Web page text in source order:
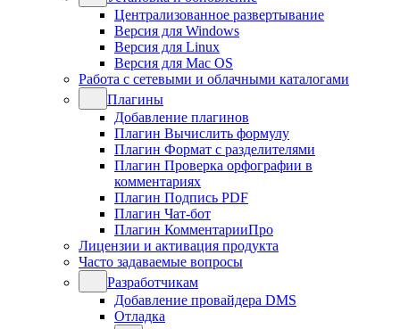
Централизованное развертывание
Версия для Windows
Версия для Linux
Версия для Mac OS
Работа с сетевыми и облачными каталогами
Плагины
Добавление плагинов
Плагин Вычислить формулу
Плагин Формат с разделителями
Плагин Проверка орфографии в
комментариях
Плагин Подпись PDF
Плагин Чат-бот
Плагин КомментарииПро
Лицензии и активация продукта
Часто задаваемые вопросы
Разработчикам
Добавление провайдера DMS
Отладка